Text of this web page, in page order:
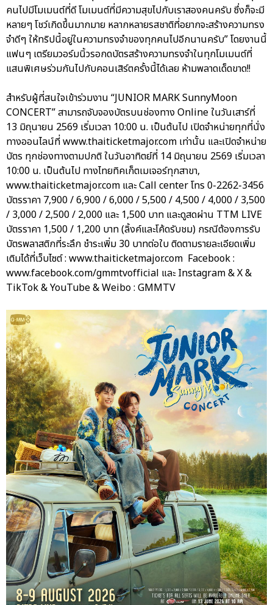
คนไปมีโมเมนต์ที่ดี โมเมนต์ที่มีความสุขไปกับเราสองคนครับ ซึ่งก็จะมี
หลายๆ โชว์เกิดขึ้นมากมาย หลากหลายรสชาติที่อยากจะสร้างความทรง
จำดีๆ ให้ทริปนี้อยู่ในความทรงจำของทุกคนไปอีกนานครับ” โดยงานนี้
แฟนๆ เตรียมวอร์มนิ้วรอกดบัตรสร้างความทรงจำในทุกโมเมนต์ที่
แสนพิเศษร่วมกันไปกับคอนเสิร์ตครั้งนี้ได้เลย ห้ามพลาดเด็ดขาด!!
สำหรับผู้ที่สนใจเข้าร่วมงาน “JUNIOR MARK SunnyMoon
CONCERT” สามารถจับจองบัตรบนช่องทาง Online ในวันเสาร์ที่
13 มิถุนายน 2569 เริ่มเวลา 10:00 น. เป็นต้นไป เปิดจำหน่ายทุกที่นั่ง
ทางออนไลน์ที่ www.thaiticketmajor.com เท่านั้น และเปิดจำหน่าย
บัตร ทุกช่องทางตามปกติ ในวันอาทิตย์ที่ 14 มิถุนายน 2569 เริ่มเวลา
10:00 น. เป็นต้นไป ทางไทยทิคเก็ตเมเจอร์ทุกสาขา,
www.thaiticketmajor.com และ Call center โทร 0-2262-3456
บัตรราคา 7,900 / 6,900 / 6,000 / 5,500 / 4,500 / 4,000 / 3,500
/ 3,000 / 2,500 / 2,000 และ 1,500 บาท และดูสดผ่าน TTM LIVE
บัตรราคา 1,500 / 1,200 บาท (ลิ้งค์และโค้ดรับชม) กรณีต้องการรับ
บัตรพลาสติกที่ระลึก ชำระเพิ่ม 30 บาทต่อใบ ติดตามรายละเอียดเพิ่ม
เติมได้ที่เว็บไซต์ : www.thaiticketmajor.com Facebook :
www.facebook.com/gmmtvofficial และ Instagram & X &
TikTok & YouTube & Weibo : GMMTV